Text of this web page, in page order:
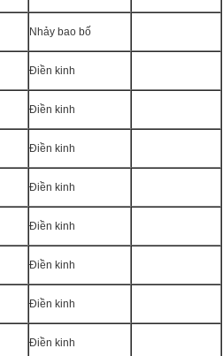
Nhảy bao bố
Điền kinh
Điền kinh
Điền kinh
Điền kinh
Điền kinh
Điền kinh
Điền kinh
Điền kinh